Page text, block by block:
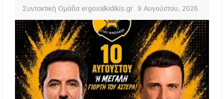
Συντακτική Ομάδα ergoxalkidikis.gr 9 Αυγούστου, 2026